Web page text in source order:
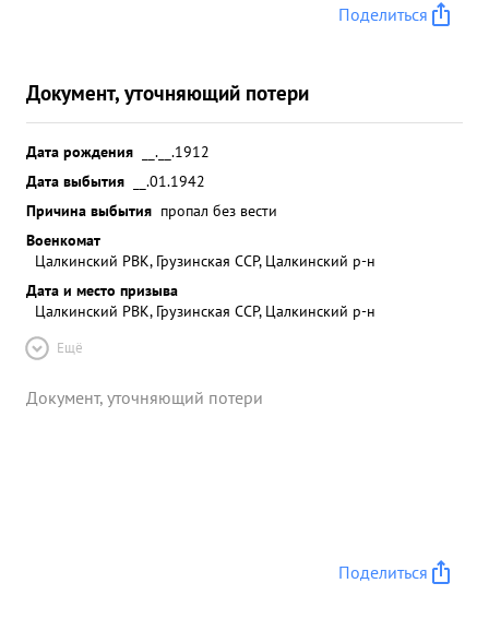
Поделиться
Документ, уточняющий потери
Дата рождения
__.__.1912
Дата выбытия
__.01.1942
Причина выбытия пропал без вести
Военкомат
Цалкинский РВК, Грузинская ССР, Цалкинский р-н
Дата и место призыва
Цалкинский РВК, Грузинская ССР, Цалкинский р-н
Ещё
Документ, уточняющий потери
Поделиться